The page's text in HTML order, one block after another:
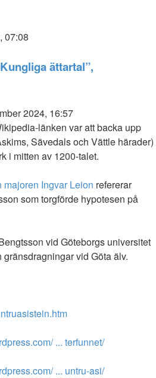
07:08
ättartal”,
2024, 16:57
länken var att backa upp
Sävedals och Vättle härader)
i mitten av 1200-talet.
Ingvar Leion refererar
som torgförde hypotesen på
vid Göteborgs universitet
vid Göta älv.
... terfunnet/
... untru-asi/